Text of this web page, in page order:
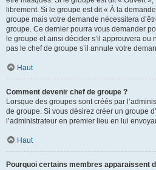
librement. Si le groupe est dit « À la
groupe mais votre demande nécessitera
groupe. Ce dernier pourra vous demander
le groupe et ainsi décider s’il approuvera ou
pas le chef de groupe s’il annule votre
Haut
Comment devenir chef de groupe ?
Lorsque des groupes sont créés par
de groupe. Si vous désirez créer un groupe
l’administrateur en premier lieu en lui
Haut
Pourquoi certains membres apparaissent